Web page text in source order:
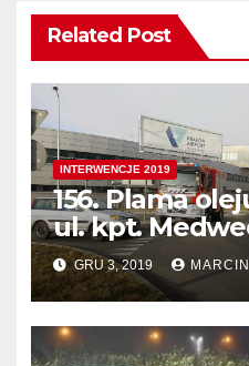
Related Post
INTERWENCJE 2019
156. Plama
ul. kpt.
GRU 3, 2019 MARCIN